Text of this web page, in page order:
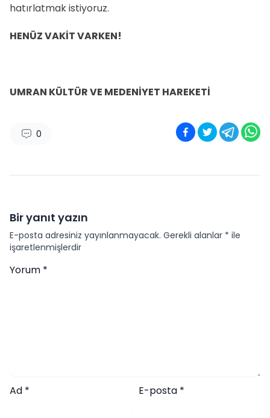
hatırlatmak istiyoruz.
HENÜZ VAKİT VARKEN!
UMRAN KÜLTÜR VE MEDENİYET HAREKETİ
0
Bir yanıt yazın
E-posta adresiniz yayınlanmayacak. Gerekli alanlar * ile
işaretlenmişlerdir
Yorum *
Ad * E-posta *